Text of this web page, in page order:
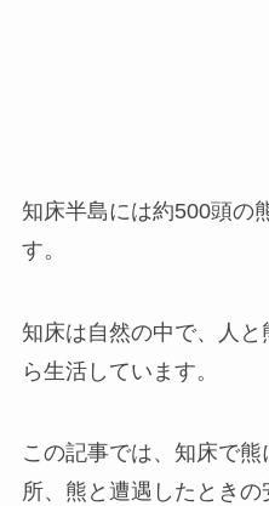
知床半島には約500頭の
す。
知床は自然の中で、人
ら生活しています。
この記事では、知床で
所、熊と遭遇したとき